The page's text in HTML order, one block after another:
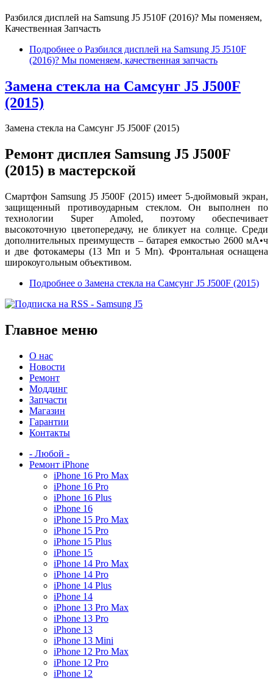
Разбился дисплей на Samsung J5 J510F (2016)? Мы поменяем,
Качественная Запчасть
Подробнее о Разбился дисплей на Samsung J5 J510F
(2016)? Мы поменяем, качественная запчасть
Замена стекла на Самсунг J5 J500F
(2015)
Замена стекла на Самсунг J5 J500F (2015)
Ремонт дисплея Samsung J5 J500F
(2015) в мастерской
Смартфон Samsung J5 J500F (2015) имеет 5-дюймовый экран,
защищенный противоударным стеклом. Он выполнен по
технологии Super Amoled, поэтому обеспечивает
высокоточную цветопередачу, не бликует на солнце. Среди
дополнительных преимуществ – батарея емкостью 2600 мА•ч
и две фотокамеры (13 Мп и 5 Мп). Фронтальная оснащена
широкоугольным объективом.
Подробнее о Замена стекла на Самсунг J5 J500F (2015)
Главное меню
О нас
Новости
Ремонт
Моддинг
Запчасти
Магазин
Гарантии
Контакты
- Любой -
Ремонт iPhone
iPhone 16 Pro Max
iPhone 16 Pro
iPhone 16 Plus
iPhone 16
iPhone 15 Pro Max
iPhone 15 Pro
iPhone 15 Plus
iPhone 15
iPhone 14 Pro Max
iPhone 14 Pro
iPhone 14 Plus
iPhone 14
iPhone 13 Pro Max
iPhone 13 Pro
iPhone 13
iPhone 13 Mini
iPhone 12 Pro Max
iPhone 12 Pro
iPhone 12